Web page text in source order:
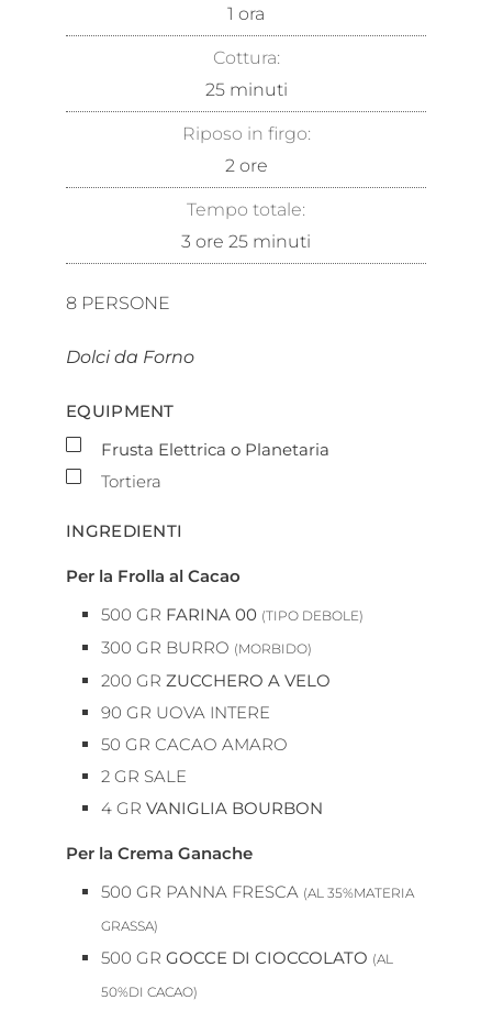
1 ora
Cottura:
25 minuti
Riposo in firgo:
2 ore
Tempo totale:
3 ore 25 minuti
8 PERSONE
Dolci da Forno
EQUIPMENT
▢
Frusta Elettrica o Planetaria
▢
Tortiera
INGREDIENTI
Per la Frolla al Cacao
500 GR FARINA 00 (TIPO DEBOLE)
300 GR BURRO (MORBIDO)
200 GR ZUCCHERO A VELO
90 GR UOVA INTERE
50 GR CACAO AMARO
2 GR SALE
4 GR VANIGLIA BOURBON
Per la Crema Ganache
500 GR PANNA FRESCA (AL 35%MATERIA
GRASSA)
500 GR GOCCE DI CIOCCOLATO (AL
50%DI CACAO)